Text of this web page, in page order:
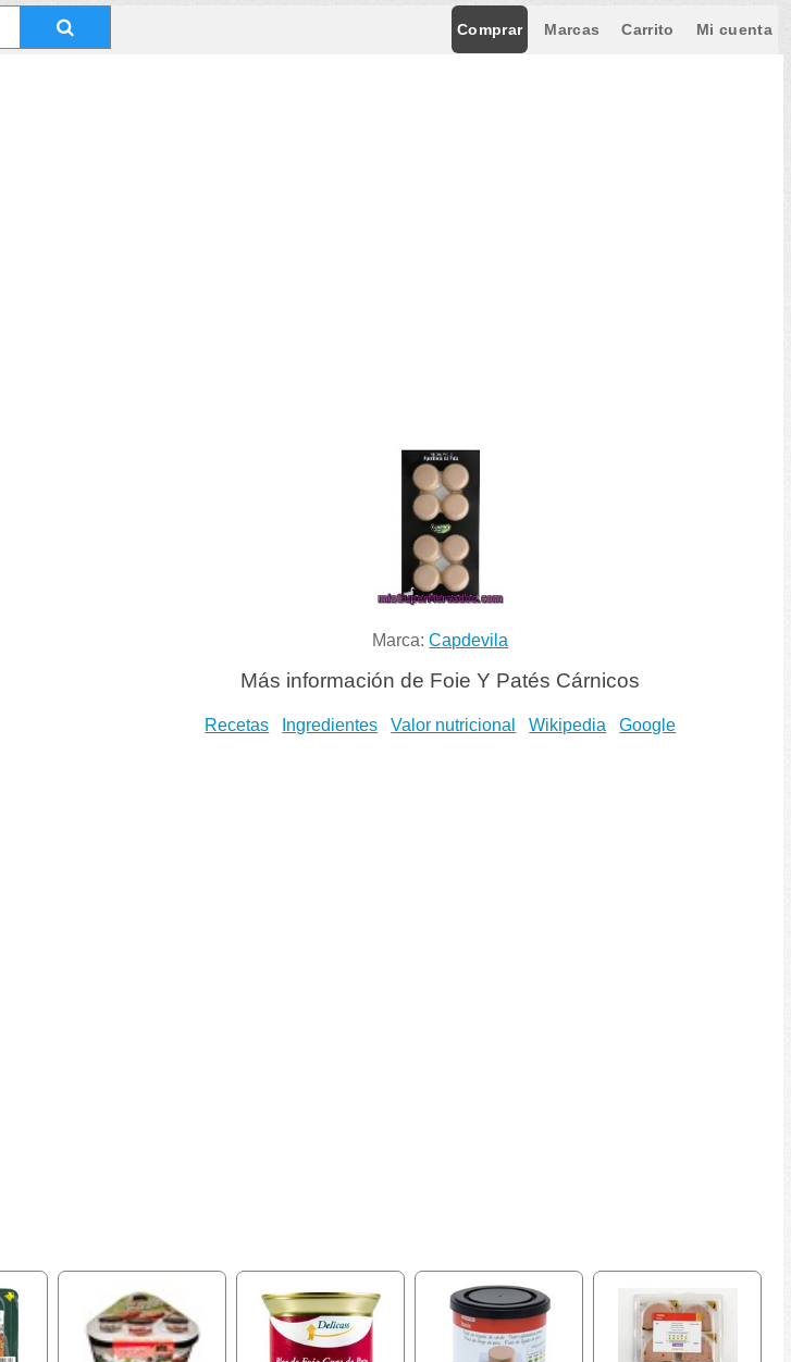
Comprar Marcas Carrito Mi cuenta
Marca:Capdevila
Más información de Foie Y Patés Cárnicos
Recetas Ingredientes Valor nutricional Wikipedia Google